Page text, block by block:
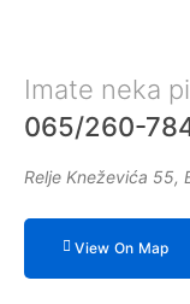
Imate neka
065/260-
Relje Kneževića 55,
View On Map